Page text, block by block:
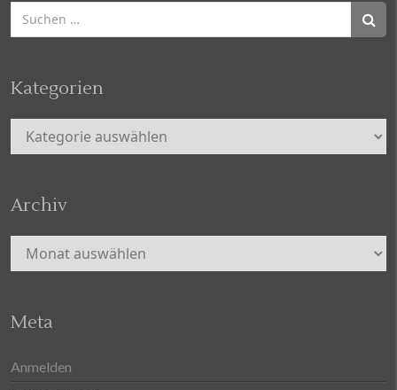
Suchen
nach:
Kategorien
Kategorien
Archiv
Archiv
Meta
Anmelden